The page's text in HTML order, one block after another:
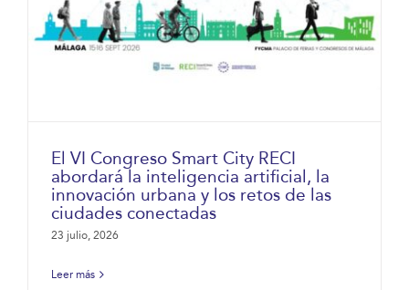
El VI Congreso Smart City RECI
abordará la inteligencia artificial, la
innovación urbana y los retos de las
ciudades conectadas
23 julio, 2026
Leer más